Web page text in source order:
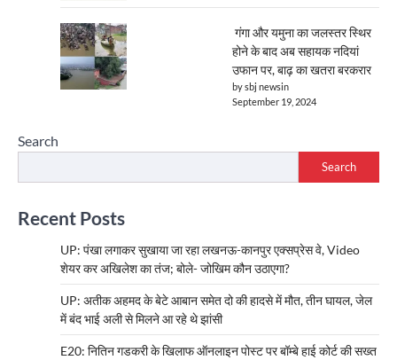
गंगा और यमुना का जलस्तर स्थिर
होने के बाद अब सहायक नदियां
उफान पर, बाढ़ का खतरा बरकरार
by sbj newsin
September 19, 2024
Search
Search
Recent Posts
UP: पंखा लगाकर सुखाया जा रहा लखनऊ-कानपुर एक्सप्रेस वे, Video
शेयर कर अखिलेश का तंज; बोले- जोखिम कौन उठाएगा?
UP: अतीक अहमद के बेटे आबान समेत दो की हादसे में मौत, तीन घायल, जेल
में बंद भाई अली से मिलने आ रहे थे झांसी
E20: नितिन गडकरी के खिलाफ ऑनलाइन पोस्ट पर बॉम्बे हाई कोर्ट की सख्त